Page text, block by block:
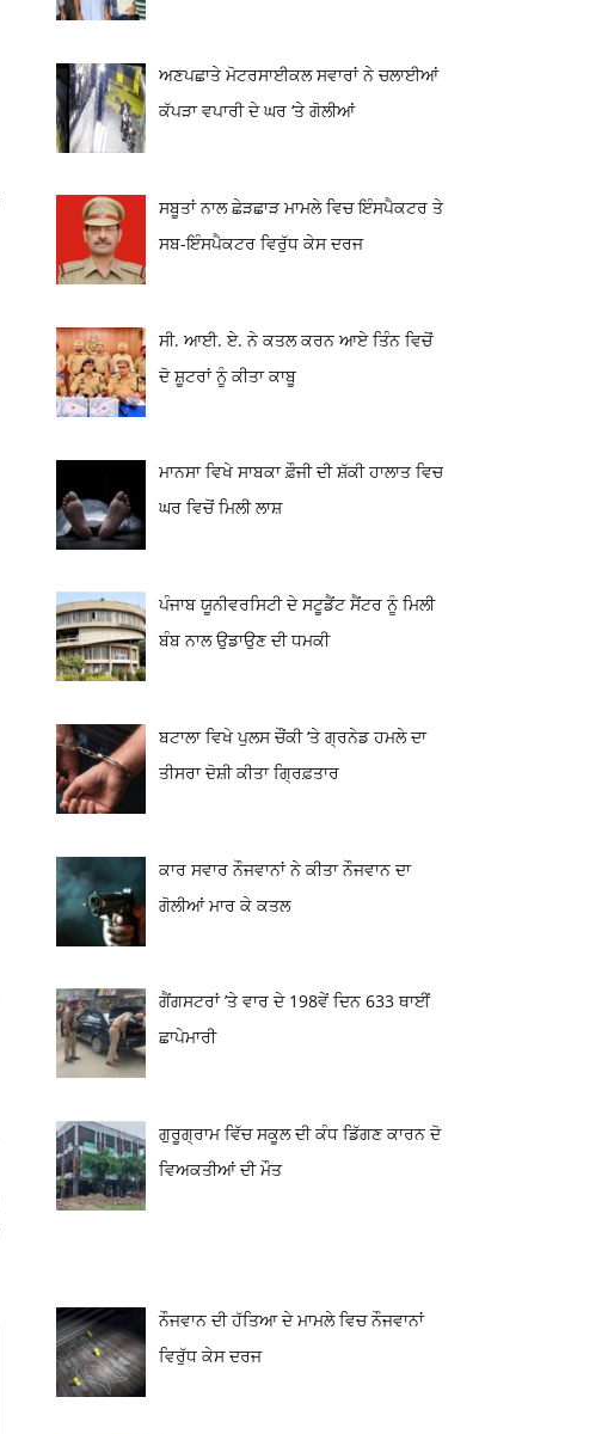
ਅਣਪਛਾਤੇ ਮੋਟਰਸਾਈਕਲ ਸਵਾਰਾਂ ਨੇ ਚਲਾਈਆਂ
ਕੱਪੜਾ ਵਪਾਰੀ ਦੇ ਘਰ ‘ਤੇ ਗੋਲੀਆਂ
ਸਬੂਤਾਂ ਨਾਲ ਛੇੜਛਾੜ ਮਾਮਲੇ ਵਿਚ ਇੰਸਪੈਕਟਰ ਤੇ
ਸਬ-ਇੰਸਪੈਕਟਰ ਵਿਰੁੱਧ ਕੇਸ ਦਰਜ
ਸੀ. ਆਈ. ਏ. ਨੇ ਕਤਲ ਕਰਨ ਆਏ ਤਿੰਨ ਵਿਚੋਂ
ਦੋ ਸ਼ੂਟਰਾਂ ਨੂੰ ਕੀਤਾ ਕਾਬੂ
ਮਾਨਸਾ ਵਿਖੇ ਸਾਬਕਾ ਫ਼ੌਜੀ ਦੀ ਸ਼ੱਕੀ ਹਾਲਾਤ ਵਿਚ
ਘਰ ਵਿਚੋਂ ਮਿਲੀ ਲਾਸ਼
ਪੰਜਾਬ ਯੂਨੀਵਰਸਿਟੀ ਦੇ ਸਟੂਡੈਂਟ ਸੈਂਟਰ ਨੂੰ ਮਿਲੀ
ਬੰਬ ਨਾਲ ਉਡਾਉਣ ਦੀ ਧਮਕੀ
ਬਟਾਲਾ ਵਿਖੇ ਪੁਲਸ ਚੌਂਕੀ ‘ਤੇ ਗ੍ਰਨੇਡ ਹਮਲੇ ਦਾ
ਤੀਸਰਾ ਦੋਸ਼ੀ ਕੀਤਾ ਗ੍ਰਿਫ਼ਤਾਰ
ਕਾਰ ਸਵਾਰ ਨੌਜਵਾਨਾਂ ਨੇ ਕੀਤਾ ਨੌਜਵਾਨ ਦਾ
ਗੋਲੀਆਂ ਮਾਰ ਕੇ ਕਤਲ
ਗੈਂਗਸਟਰਾਂ ’ਤੇ ਵਾਰ ਦੇ 198ਵੇਂ ਦਿਨ 633 ਥਾਈਂ
ਛਾਪੇਮਾਰੀ
ਗੁਰੂਗ੍ਰਾਮ ਵਿੱਚ ਸਕੂਲ ਦੀ ਕੰਧ ਡਿੱਗਣ ਕਾਰਨ ਦੋ
ਵਿਅਕਤੀਆਂ ਦੀ ਮੌਤ
ਨੌਜਵਾਨ ਦੀ ਹੱਤਿਆ ਦੇ ਮਾਮਲੇ ਵਿਚ ਨੌਜਵਾਨਾਂ
ਵਿਰੁੱਧ ਕੇਸ ਦਰਜ